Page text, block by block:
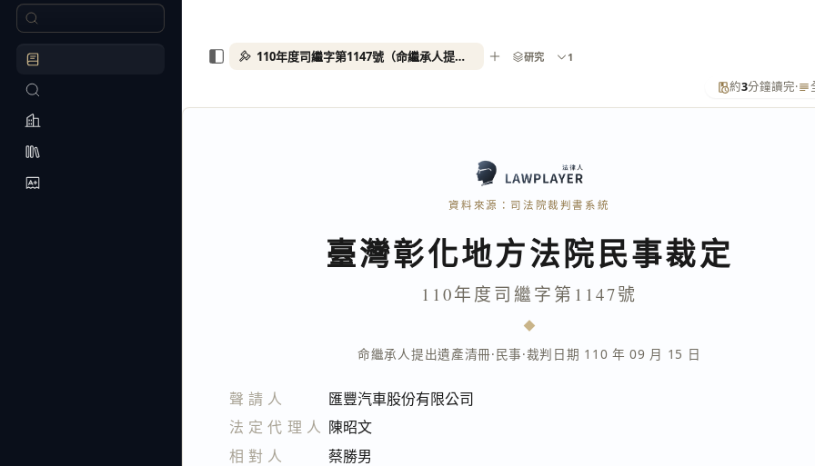
約3分鐘讀完·
資料來源：司法院裁判書系統
臺灣彰化地方法院民事裁定
110年度司繼字第1147號
命繼承人提出遺產清冊·民事·裁判日期 110 年 09 月 15 日
聲請人
匯豐汽車股份有限公司
法定代理人 陳昭文
相對人
蔡勝男
110年度司繼字第1147號（命繼承人提出遺產清冊） 研究 1